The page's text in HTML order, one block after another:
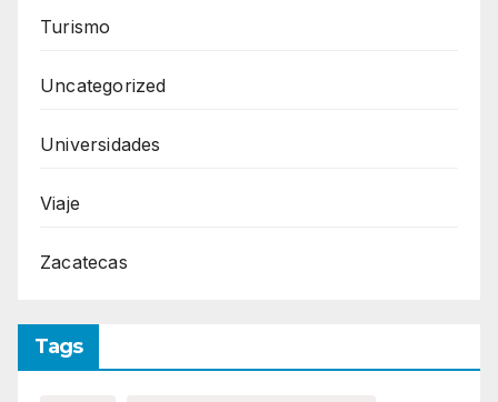
Turismo
Uncategorized
Universidades
Viaje
Zacatecas
Tags